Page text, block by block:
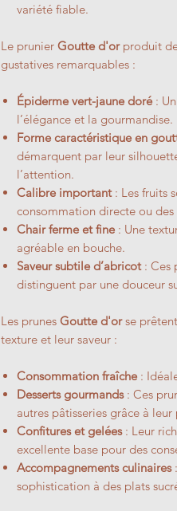
variété fiable.
Le prunier Goutte d'orproduit
gustatives remarquables :
Épiderme vert-jaune doré :
l’élégance et la gourmandise.
Forme caractéristique en
démarquent par leur
l’attention.
Calibre important: Les fruits
consommation directe ou
Chair ferme et fine : Une
agréable en bouche.
Saveur subtile d’abricot: Ces
distinguent par une douceur
Les prunes Goutte d'orse
texture et leur saveur :
Consommation fraîche :
Desserts gourmands: Ces
autres pâtisseries grâce à
Confitures et gelées: Leur
excellente base pour des
Accompagnements culinaires
sophistication à des plats